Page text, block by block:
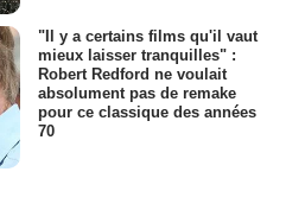
"Il y a certains films qu'il vaut
mieux laisser tranquilles" :
Robert Redford ne voulait
absolument pas de remake
pour ce classique des années
70